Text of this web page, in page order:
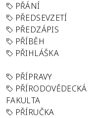
PŘÁNÍ
PŘEDSEVZETÍ
PŘEDZÁPIS
PŘÍBĚH
PŘIHLÁŠKA
PŘÍPRAVY
PŘÍRODOVĚDECKÁ
FAKULTA
PŘÍRUČKA